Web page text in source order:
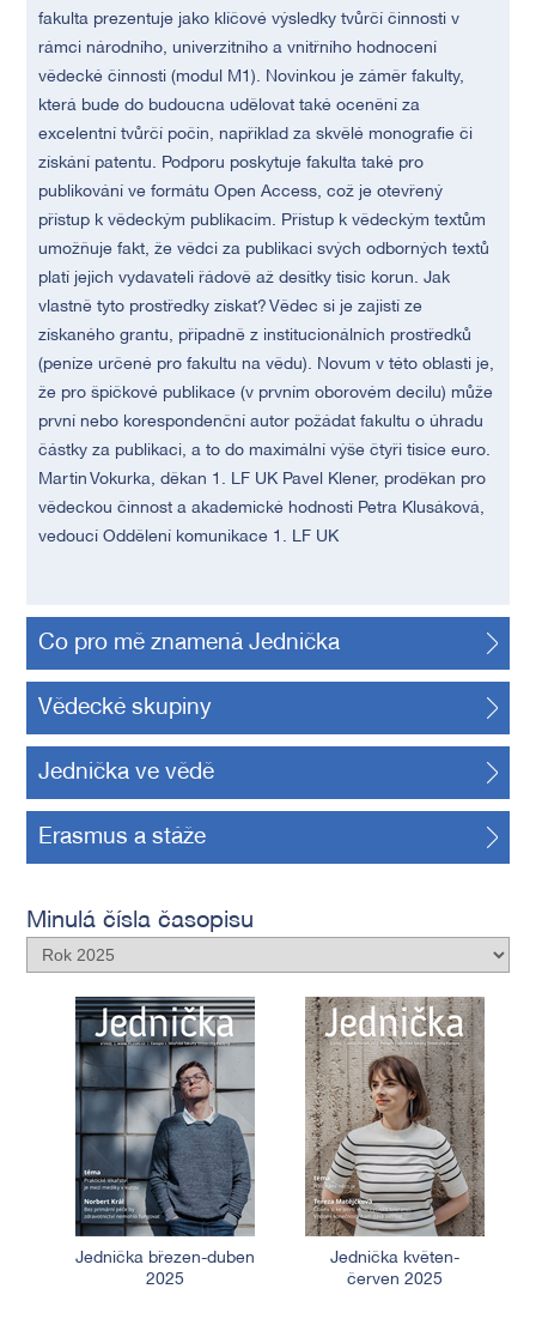
fakulta prezentuje jako klíčové výsledky tvůrčí činnosti v
rámci národního, univerzitního a vnitřního hodnocení
vědecké činnosti (modul M1). Novinkou je záměr fakulty,
která bude do budoucna udělovat také ocenění za
excelentní tvůrčí počin, například za skvělé monografie či
získání patentu. Podporu poskytuje fakulta také pro
publikování ve formátu Open Access, což je otevřený
přístup k vědeckým publikacím. Přístup k vědeckým textům
umožňuje fakt, že vědci za publikaci svých odborných textů
platí jejich vydavateli řádově až desítky tisíc korun. Jak
vlastně tyto prostředky získat? Vědec si je zajistí ze
získaného grantu, případně z institucionálních prostředků
(peníze určené pro fakultu na vědu). Novum v této oblasti je,
že pro špičkové publikace (v prvním oborovém decilu) může
první nebo korespondenční autor požádat fakultu o úhradu
částky za publikaci, a to do maximální výše čtyři tisíce euro.
Martin Vokurka, děkan 1. LF UK Pavel Klener, proděkan pro
vědeckou činnost a akademické hodnosti Petra Klusáková,
vedoucí Oddělení komunikace 1. LF UK
Co pro mě znamená Jednička
Vědecké skupiny
Jednička ve vědě
Erasmus a stáže
Minulá čísla časopisu
Jednička březen-duben
2025
Jednička květen-
červen 2025